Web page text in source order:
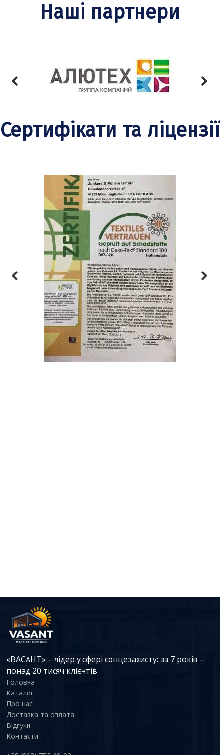
Наші партнери
Сертифікати та ліцензії
«ВАСАНТ» – лідер у сфері сонцезахисту: за 7 років –
понад 20 тисяч клієнтів
Головна
Каталог
Про нас
Доставка та оплата
Відгуки
Контакти